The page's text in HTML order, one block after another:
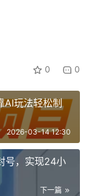
0 0
AI玩法轻松制
2026-03-14 12:30
号，实现24小
下一篇